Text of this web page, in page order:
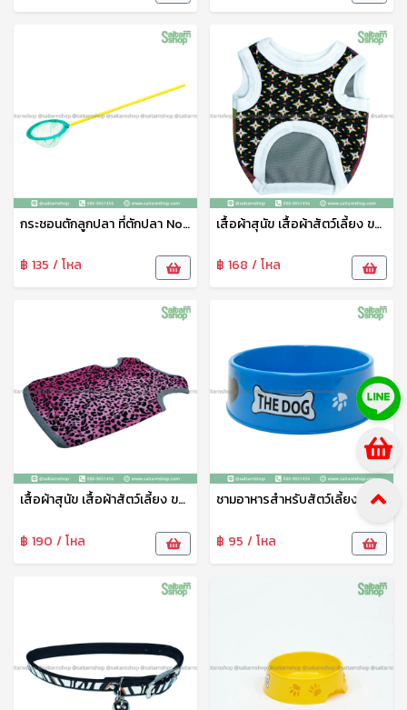
กระชอนตักลูกปลา ที่ตักปลา No.5 111
฿ 135 / โหล
เสื้อผ้าสุนัข เสื้อผ้าสัตว์เลี้ยง ขนาดเล็ก ชุดสัตว์เลี้ยง เสื้อผ้าสัตว์เลี้ยง เสื้อแมว สุนัข หมา ลายน่ารัก เจริญทรัพย์11
฿ 168 / โหล
เสื้อผ้าสุนัข เสื้อผ้าสัตว์เลี้ยง ขนาดใหญ่ ชุดสัตว์เลี้ยง เสื้อผ้าสัตว์เลี้ยง เสื้อแมว สุนัข หมา ลายน่ารัก เจริญทรัพย์11
฿ 190 / โหล
ชามอาหารสำหรับสัตว์เลี้ยง ชามข้าวหมาเล็ก ตราAP ชามอาหารสุนัข ชามข้าวแมว ชามข้าวสัตว์ ชามพลาสติกคุณภาพดี ปลอดภัย ทนทาน
฿ 95 / โหล